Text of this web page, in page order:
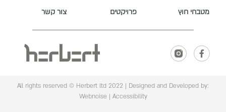
מטבחי חוץ פרויקטים צור קשר
All rights reserved © Herbert ltd 2022 | Designed and Developed by:
Webnoise | Accessibility